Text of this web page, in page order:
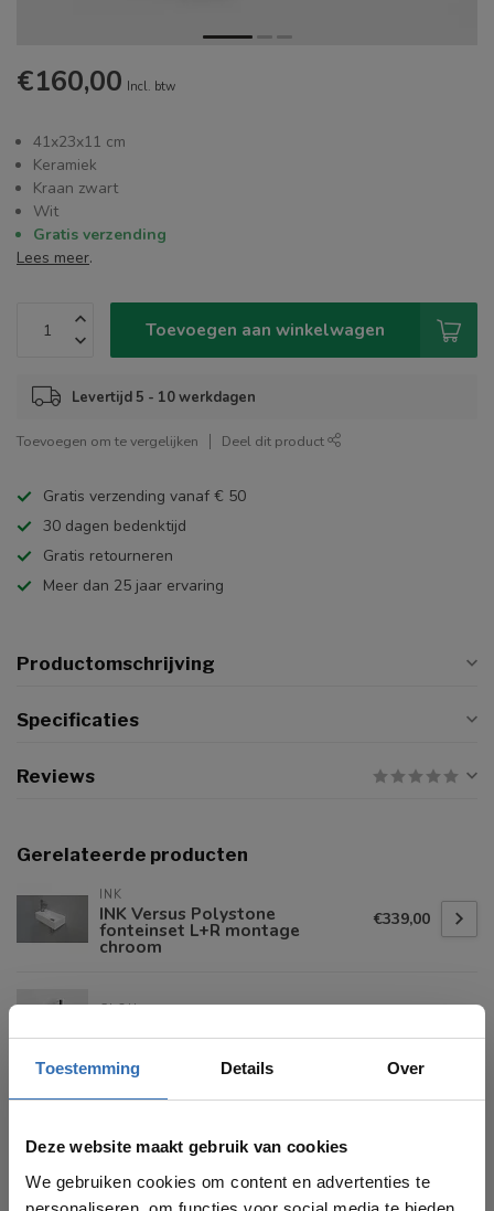
Toestemming Details Over
Deze website maakt gebruik van cookies
We gebruiken cookies om content en advertenties te
€160,00 Incl. btw
41x23x11 cm
Keramiek
Kraan zwart
Wit
Gratis verzending
Lees meer.
Toevoegen aan winkelwagen
Levertijd 5 - 10 werkdagen
Toevoegen om te vergelijken Deel dit product
Gratis verzending vanaf € 50
30 dagen bedenktijd
Gratis retourneren
Meer dan 25 jaar ervaring
Productomschrijving
Specificaties
Reviews
Gerelateerde producten
INK
INK Versus Polystone
fonteinset L+R montage
chroom
€339,00
CLOU
keramiek kraan chroom
(gespiegeld mogelijk)